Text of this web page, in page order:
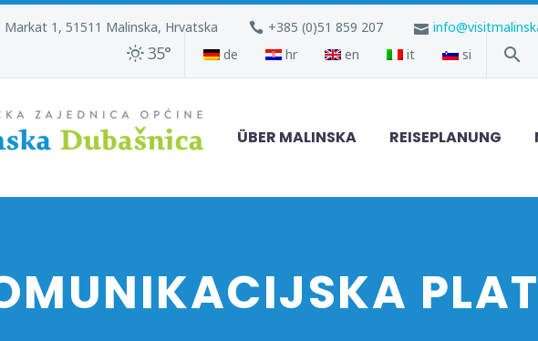
Markat 1, 51511 Malinska, Hrvatska +385 (0)51 859 207
35° de hr en it si
ÜBER MALINSKA REISEPLANUNG